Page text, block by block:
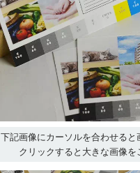
下記画像にカーソルを合わせると
クリックすると大きな画像を